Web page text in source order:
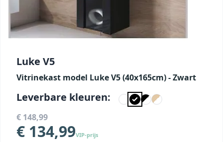
Luke V5
Vitrinekast model Luke V5 (40x165cm) - Zwart
Leverbare kleuren:
€ 148,99
€ 134,99VIP-prijs